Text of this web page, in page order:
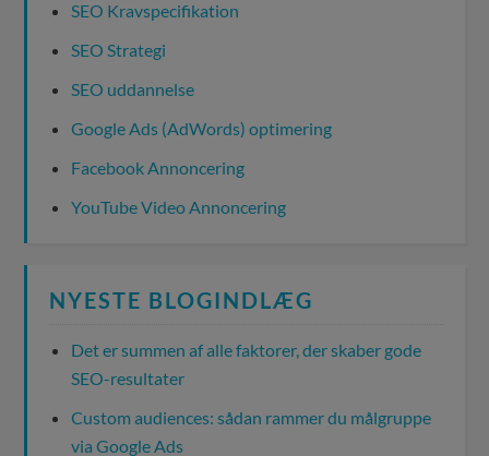
SEO Kravspecifikation
SEO Strategi
SEO uddannelse
Google Ads (AdWords) optimering
Facebook Annoncering
YouTube Video Annoncering
NYESTE BLOGINDLÆG
Det er summen af alle faktorer, der skaber gode
SEO-resultater
Custom audiences: sådan rammer du målgruppe
via Google Ads